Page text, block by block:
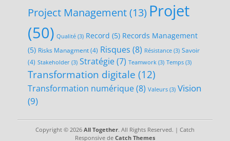
Project Management(13) Projet
(50) Qualité (3) Record (5) Records Management
(5) Risks Managment(4) Risques (8) Résistance (3) Savoir
(4) Stakeholder (3) Stratégie(7) Teamwork (3) Temps (3)
Transformation digitale (12)
Transformation numérique(8) Valeurs (3) Vision
(9)
Copyright © 2026 All Together. All Rights Reserved. | Catch
Responsive de Catch Themes